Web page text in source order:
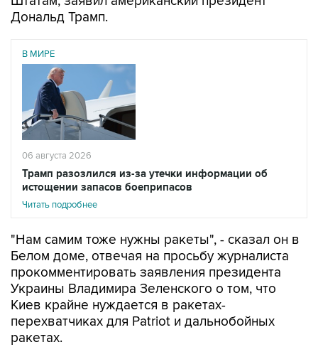
В МИРЕ
06 августа 2026
Трамп разозлился из-за утечки информации об
истощении запасов боеприпасов
Читать подробнее
"Нам самим тоже нужны ракеты", - сказал он в
прокомментировать заявления президента
Украины Владимира Зеленского о том, что
Киев крайне нуждается в ракетах-
перехватчиках для Patriot и дальнобойных
ракетах.
Трамп добавил, что его предшественник на